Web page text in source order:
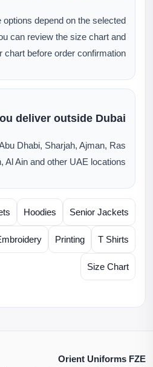
depend on the selected
can review the size chart and
chart before order confirmation.
deliver outside Dubai?
Dhabi, Sharjah, Ajman, Ras
Al Ain and other UAE locations.
Senior Jackets
Hoodies
T Shirts
Printing
Size Chart
Orient Uniforms FZE